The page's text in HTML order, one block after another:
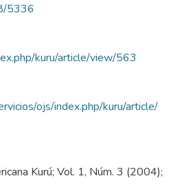
5336
kuru/article/view/563
ojs/index.php/kuru/article/
Kurú; Vol. 1, Núm. 3 (2004);